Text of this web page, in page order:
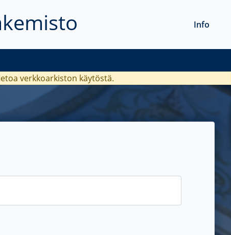
Info
verkkoarkiston käytöstä.